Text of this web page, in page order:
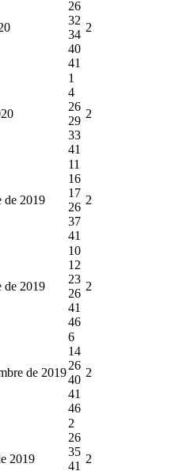
26
32
34
40
41
2
1
4
26
29
33
41
2
de 2019
11
16
17
26
37
41
2
de 2019
10
12
23
26
41
46
2
de 2019
6
14
26
40
41
46
2
2019
2
26
35
41
2